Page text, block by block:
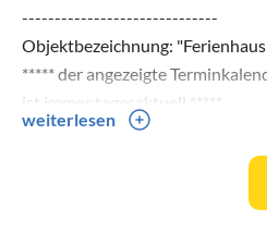
------------------------------
Objektbezeichnung:
***** der angezeigte
ist immer tagesaktuell *****
dieses Angebot finden Sie auch
weiterlesen